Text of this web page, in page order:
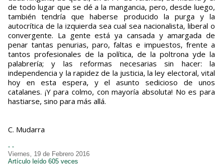
de todo lugar que se dé a la mangancia, pero, desde luego,
también tendría que haberse producido la purga y la
autocrítica de la izquierda sea cual sea nacionalista, liberal o
convergente. La gente está ya cansada y amargada de
penar tantas penurias, paro, faltas e impuestos, frente a
tantos profesionales de la política, de la poltrona yde la
palabrería; y las reformas necesarias sin hacer: la
independencia y la rapidez de la justicia, la ley electoral, vital
hoy en esta espera, y el asunto sedicioso de unos
catalanes. ¡Y para colmo, con mayoría absoluta! No es para
hastiarse, sino para más allá.
C. Mudarra
- -
Viernes, 19 de Febrero 2016
Artículo leído 605 veces